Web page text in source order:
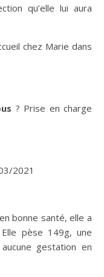
qu’elle lui aura
chez Marie dans
? Prise en charge
2021
bonne santé, elle a
pèse 149g, une
gestation en